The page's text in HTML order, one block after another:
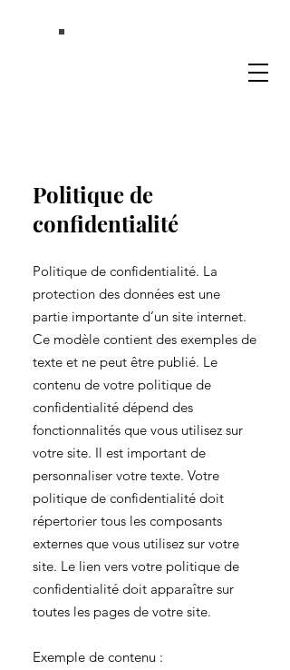
Politique de
confidentialité
Politique de confidentialité. La
protection des données est une
partie importante d’un site internet.
Ce modèle contient des exemples de
texte et ne peut être publié. Le
contenu de votre politique de
confidentialité dépend des
fonctionnalités que vous utilisez sur
votre site. Il est important de
personnaliser votre texte. Votre
politique de confidentialité doit
répertorier tous les composants
externes que vous utilisez sur votre
site. Le lien vers votre politique de
confidentialité doit apparaître sur
toutes les pages de votre site.
Exemple de contenu :